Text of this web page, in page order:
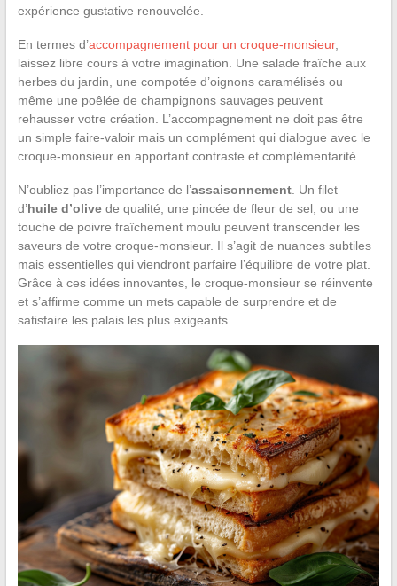
expérience gustative renouvelée.
En termes d’accompagnement pour un croque-monsieur,
laissez libre cours à votre imagination. Une salade fraîche aux
herbes du jardin, une compotée d’oignons caramélisés ou
même une poêlée de champignons sauvages peuvent
rehausser votre création. L’accompagnement ne doit pas être
un simple faire-valoir mais un complément qui dialogue avec le
croque-monsieur en apportant contraste et complémentarité.
N’oubliez pas l’importance de l’assaisonnement. Un filet
d’huile d’olivede qualité, une pincée de fleur de sel, ou une
touche de poivre fraîchement moulu peuvent transcender les
saveurs de votre croque-monsieur. Il s’agit de nuances subtiles
mais essentielles qui viendront parfaire l’équilibre de votre plat.
Grâce à ces idées innovantes, le croque-monsieur se réinvente
et s’affirme comme un mets capable de surprendre et de
satisfaire les palais les plus exigeants.